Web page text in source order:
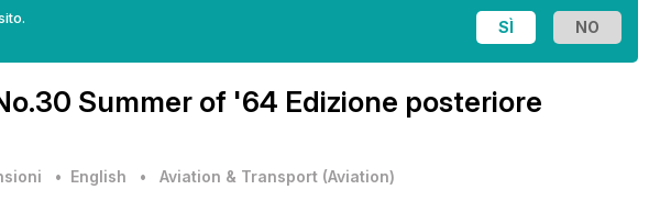
Summer of '64 Edizione posteriore
• English • Aviation & Transport (Aviation)